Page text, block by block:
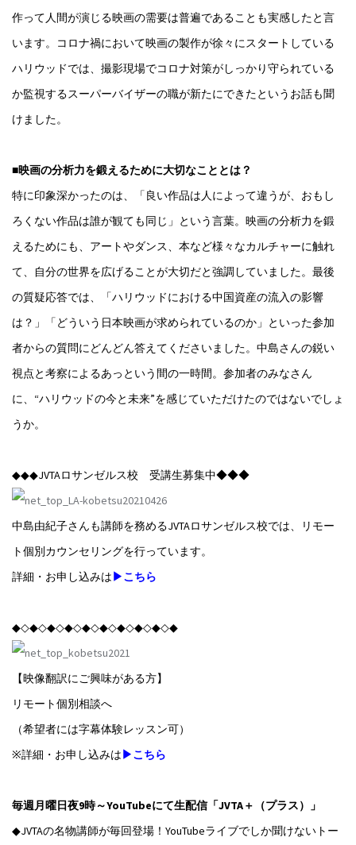
作って人間が演じる映画の需要は普遍であることも実感したと言
います。コロナ禍において映画の製作が徐々にスタートしている
ハリウッドでは、撮影現場でコロナ対策がしっかり守られている
か監視するスーパーバイザーの職が新たにできたというお話も聞
けました。
■映画の分析力を鍛えるために大切なこととは？
特に印象深かったのは、「良い作品は人によって違うが、おもし
ろくない作品は誰が観ても同じ」という言葉。映画の分析力を鍛
えるためにも、アートやダンス、本など様々なカルチャーに触れ
て、自分の世界を広げることが大切だと強調していました。最後
の質疑応答では、「ハリウッドにおける中国資産の流入の影響
は？」「どういう日本映画が求められているのか」といった参加
者からの質問にどんどん答えてくださいました。中島さんの鋭い
視点と考察によるあっという間の一時間。参加者のみなさん
に、“ハリウッドの今と未来”を感じていただけたのではないでしょ
うか。
◆◆◆JVTAロサンゼルス校 受講生募集中◆◆◆
中島由紀子さんも講師を務めるJVTAロサンゼルス校では、リモー
ト個別カウンセリングを行っています。
詳細・お申し込みは▶こちら
◆◇◆◇◆◇◆◇◆◇◆◇◆◇◆◇◆◇◆
【映像翻訳にご興味がある方】
リモート個別相談へ
（希望者には字幕体験レッスン可）
※詳細・お申し込みは▶こちら
毎週月曜日夜9時～YouTubeにて生配信「JVTA＋（プラス）」
◆JVTAの名物講師が毎回登場！YouTubeライブでしか聞けないトー